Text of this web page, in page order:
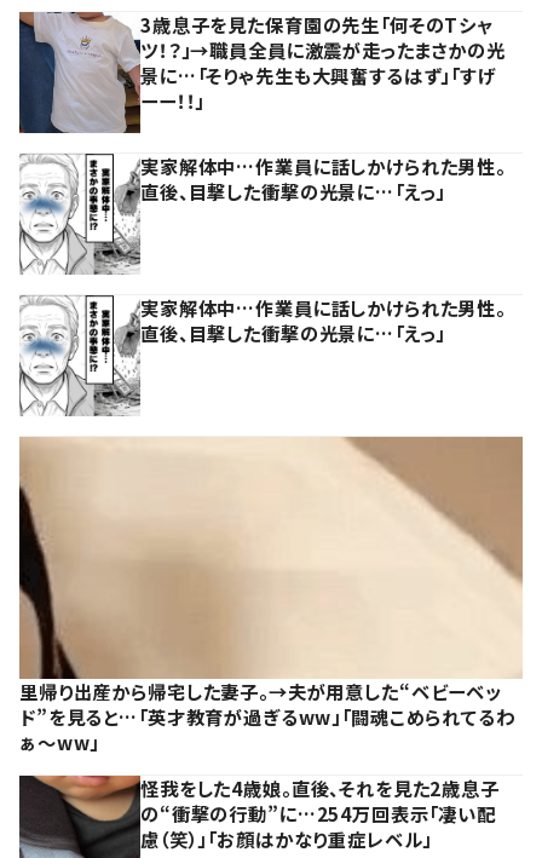
3歳息子を見た保育園の先生「何そのTシャ
ツ！？」→職員全員に激震が走ったまさかの光
景に…「そりゃ先生も大興奮するはず」「すげ
ーー！！」
実家解体中…作業員に話しかけられた男性。
直後、目撃した衝撃の光景に…「えっ」
実家解体中…作業員に話しかけられた男性。
直後、目撃した衝撃の光景に…「えっ」
里帰り出産から帰宅した妻子。→夫が用意した“ベビーベッ
ド”を見ると…「英才教育が過ぎるww」「闘魂こめられてるわ
ぁ～ww」
怪我をした4歳娘。直後、それを見た2歳息子
の“衝撃の行動”に…254万回表示「凄い配
慮（笑）」「お顔はかなり重症レベル」